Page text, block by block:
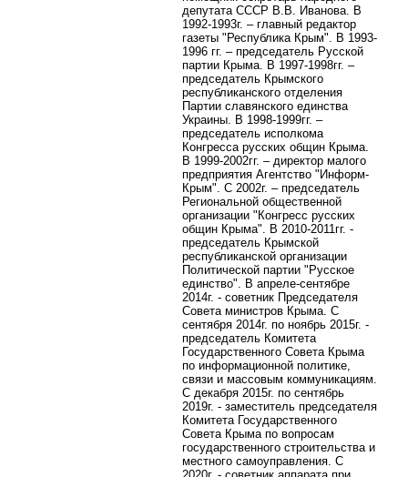
депутата СССР В.В. Иванова. В
1992-1993г. – главный редактор
газеты "Республика Крым". В 1993-
1996 гг. – председатель Русской
партии Крыма. В 1997-1998гг. –
председатель Крымского
республиканского отделения
Партии славянского единства
Украины. В 1998-1999гг. –
председатель исполкома
Конгресса русских общин Крыма.
В 1999-2002гг. – директор малого
предприятия Агентство "Информ-
Крым". С 2002г. – председатель
Региональной общественной
организации "Конгресс русских
общин Крыма". В 2010-2011гг. -
председатель Крымской
республиканской организации
Политической партии "Русское
единство". В апреле-сентябре
2014г. - советник Председателя
Совета министров Крыма. С
сентября 2014г. по ноябрь 2015г. -
председатель Комитета
Государственного Совета Крыма
по информационной политике,
связи и массовым коммуникациям.
С декабря 2015г. по сентябрь
2019г. - заместитель председателя
Комитета Государственного
Совета Крыма по вопросам
государственного строительства и
местного самоуправления. С